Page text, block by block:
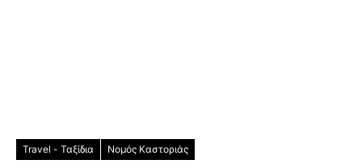
Travel - Ταξίδια Νομός Καστοριάς